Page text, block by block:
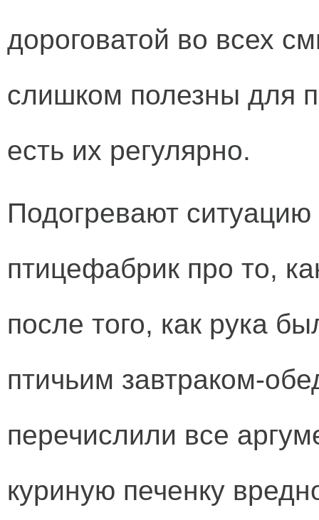
дороговатой во всех
слишком полезны для
есть их регулярно.
Подогревают
птицефабрик про то,
после того, как рука
птичьим завтраком-
перечислили все
куриную печенку